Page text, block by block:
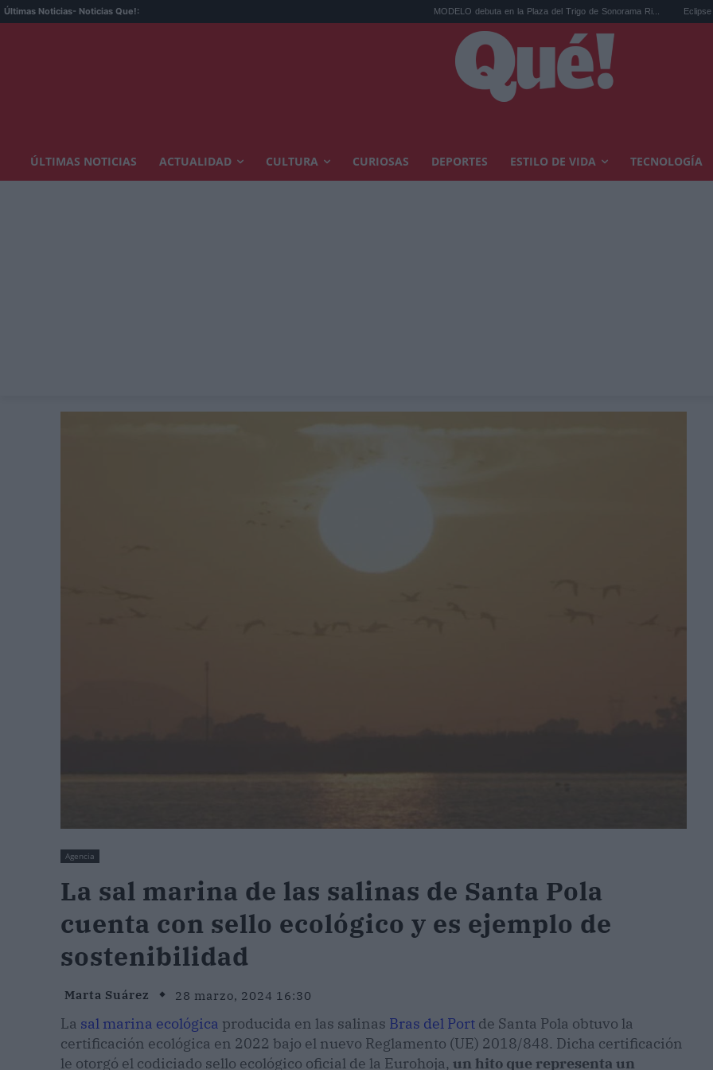
Últimas Noticias- Noticias Que!: MODELO debuta en la Plaza del Trigo de Sonorama Ri... Eclipse solar en
ÚLTIMAS NOTICIAS ACTUALIDAD CULTURA CURIOSAS DEPORTES ESTILO DE VIDA TECNOLOGÍA
Agencia
La sal marina de las salinas de Santa Pola
cuenta con sello ecológico y es ejemplo de
sostenibilidad
Marta Suárez 28 marzo, 2024 16:30
La sal marina ecológica producida en las salinas Bras del Port de Santa Pola obtuvo la
certificación ecológica en 2022 bajo el nuevo Reglamento (UE) 2018/848. Dicha certificación
le otorgó el codiciado sello ecológico oficial de la Eurohoja, un hito que representa un